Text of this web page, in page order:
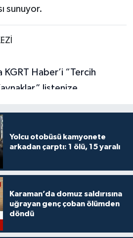
sunuyor.
Yolcu otobüsü kamyonete
arkadan çarptı: 1 ölü, 15 yaralı
Karaman’da domuz saldırısına
uğrayan genç çoban ölümden
döndü